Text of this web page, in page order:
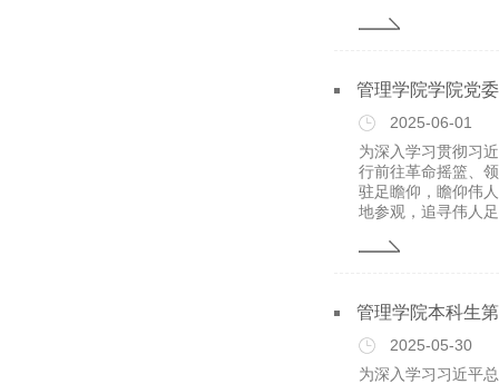
管理学院学院党
2025-06-01
为深入学习贯彻习
行前往革命摇篮、
驻足瞻仰，瞻仰伟
地参观，追寻伟人
管理学院本科生
2025-05-30
为深入学习习近平